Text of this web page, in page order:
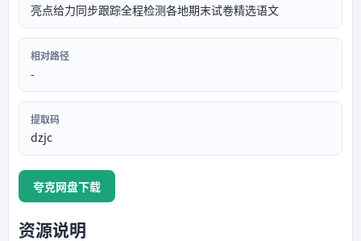
亮点给力同步跟踪全程检测各地期末试卷精选语文
相对路径
-
提取码
dzjc
夸克网盘下载
资源说明